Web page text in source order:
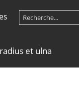
et ulna